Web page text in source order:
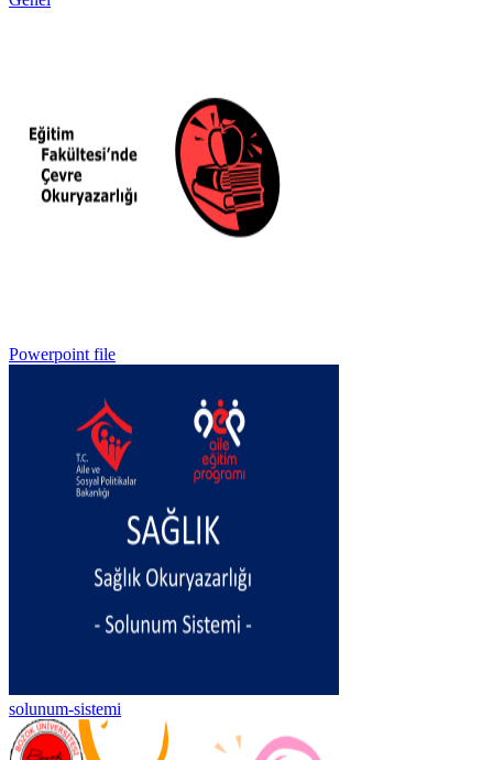
Powerpoint file
solunum-sistemi